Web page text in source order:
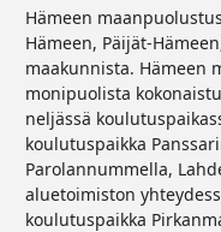
Hämeen
Hämeen, Päijät-
maakunnista. Hämeen
monipuolista
neljässä
koulutuspaikka
Parolannummella,
aluetoimiston
koulutuspaikka